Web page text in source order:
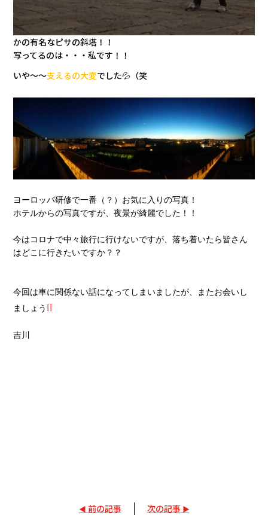
かの有名なピサの斜塔！！
写ってるのは・・・私です！！
いや～～支えるの大変でした💦（笑
ヨーロッパ研修で一番（？）お気に入りの写真！
ホテルからの写真ですが、夜景が綺麗でした！！
今はコロナで中々旅行に行けないですが、落ち着いたら皆さん
はどこに行きたいですか？？
今回は車に関係ない話になってし まいましたが、またお会いし
ましょう❕❕
吉川
前の記事 次の記事